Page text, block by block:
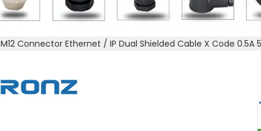
M12 Connector Ethernet / IP Dual Shielded Cable X Code 0.5A